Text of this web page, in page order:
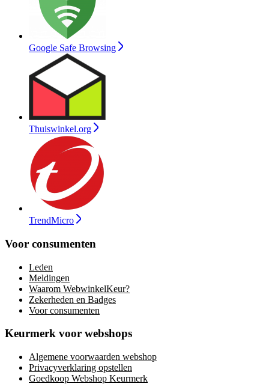
Google Safe Browsing
Thuiswinkel.org
TrendMicro
Voor consumenten
Leden
Meldingen
Waarom WebwinkelKeur?
Zekerheden en Badges
Voor consumenten
Keurmerk voor webshops
Algemene voorwaarden webshop
Privacyverklaring opstellen
Goedkoop Webshop Keurmerk